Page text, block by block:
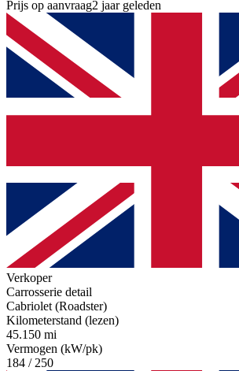
Prijs op aanvraag2 jaar geleden
Verkoper
Carrosserie detail
Cabriolet (Roadster)
Kilometerstand (lezen)
45.150 mi
Vermogen (kW/pk)
184 / 250